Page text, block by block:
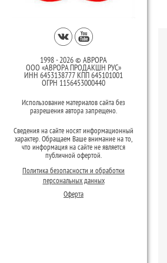
1998 - 2026 © АВРОРА
ООО «АВРОРА ПРОДАКШН РУС»
ИНН 6453138777 КПП 645101001
ОГРН 1156453000440
Использование материалов сайта без
разрешения автора запрещено.
Сведения на сайте носят информационный
характер. Обращаем Ваше внимание на то,
что информация на сайте не является
публичной офертой.
Политика безопасности и обработки
персональных данных
Оферта